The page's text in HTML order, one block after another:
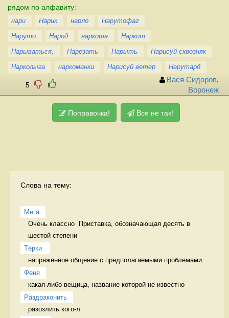
рядом по алфавиту:
нари Нарик нарло
Нарутофаг
Наруто
Народ наркоша
Наркот
Нарываться,
Нарезать Нарыть
Нарисуй сквозняк
Нарколыга
наркоманки Нарисуй ветер Нарутард
5
Вася Сидоров,
Воронеж
Поправочка! Все не так!
Слова на тему:
Мега
Очень классно  Приставка, обозначающая десять в
шестой степени
Тёрки
напряженное общение с предполагаемыми проблемами.
Феня
какая-либо вещица, название которой не известно
Раздраконить
разозлить кого-л